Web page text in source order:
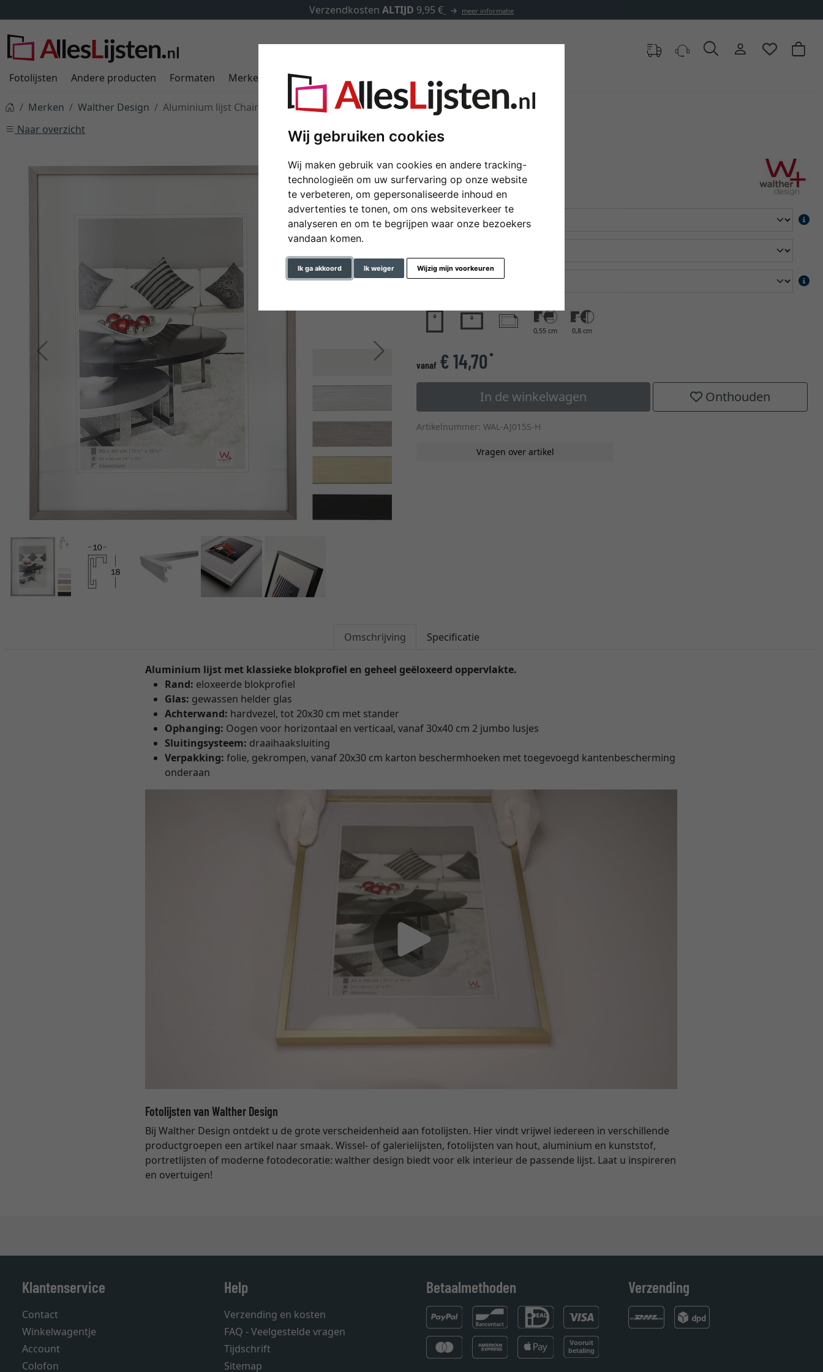
Wij gebruiken cookies
Wij maken gebruik van cookies en andere tracking-
technologieën om uw surfervaring op onze website
te verbeteren, om gepersonaliseerde inhoud en
advertenties te tonen, om ons websiteverkeer te
analyseren en om te begrijpen waar onze bezoekers
vandaan komen.
Ik ga akkoord Ik weiger Wijzig mijn voorkeuren
Verzendkosten ALTIJD 9,95 € meer informatie
Fotolijsten Andere producten Formaten Merken Lijsten op maat Passe-partouts
Merken Walther Design
Aluminium lijst Chair
Naar overzicht
Terug Verder
Aluminium lijst Chair
Lijst van aluminium
formaat
glastype
0,55 cm 0,8 cm
vanaf € 14,70*
In de winkelwagen Onthouden
Artikelnummer: WAL-AJ015S-H
Vragen over artikel
Omschrijving Specificatie
Aluminium lijst met klassieke blokprofiel en geheel geëloxeerd oppervlakte.
Rand: eloxeerde blokprofiel
Glas: gewassen helder glas
Achterwand: hardvezel, tot 20x30 cm met stander
Ophanging: Oogen voor horizontaal en verticaal, vanaf 30x40 cm 2 jumbo lusjes
Sluitingsysteem: draaihaaksluiting
Verpakking: folie, gekrompen, vanaf 20x30 cm karton beschermhoeken met toegevoegd kantenbescherming
onderaan
Fotolijsten van Walther Design
Bij Walther Design ontdekt u de grote verscheidenheid aan fotolijsten. Hier vindt vrijwel iedereen in verschillende
productgroepen een artikel naar smaak. Wissel- of galerielijsten, fotolijsten van hout, aluminium en kunststof,
portretlijsten of moderne fotodecoratie: walther design biedt voor elk interieur de passende lijst. Laat u inspireren
en overtuigen!
Klantenservice
Contact
Winkelwagentje
Account
Colofon
Help
Verzending en kosten
FAQ - Veelgestelde vragen
Tijdschrift
Sitemap
Betaalmethoden Verzending